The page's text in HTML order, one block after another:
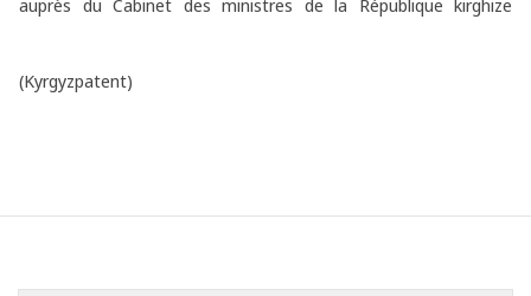
auprès du Cabinet des ministres de la République kirghize
(Kyrgyzpatent)